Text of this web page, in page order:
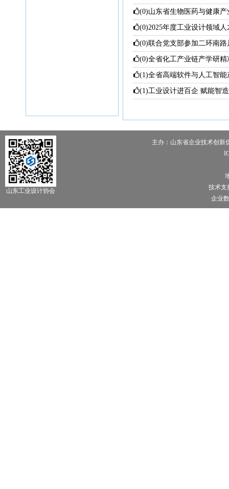
(0)山东省生物医药与健康
(0)2025年度工业设计领域
在山工艺成功举办
(0)联合党支部参加二环南
(0)全省化工产业链产学研
(1)全省高端软件与人工智
(1)工业设计进百企 赋能智
主办：山东省企业技术创新
技术支
企业
山东工业设计协会